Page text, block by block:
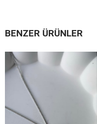
BENZER ÜRÜNLER